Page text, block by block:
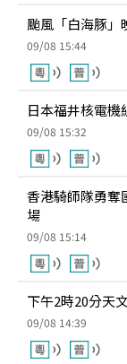
颱風「白海豚」
09/08 15:44
日本福井核電機
09/08 15:32
香港騎師隊勇奪
場
09/08 15:14
下午2時20分天
09/08 14:39